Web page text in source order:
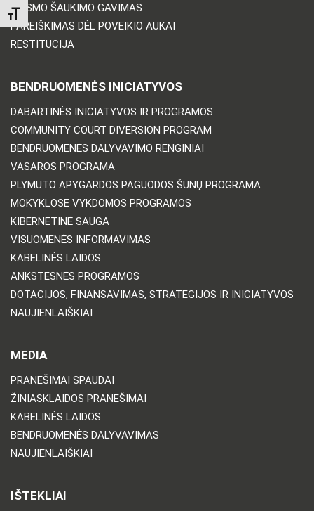
TOGGLE FONT SIZE
TEISMO ŠAUKIMO GAVIMAS
PAREIŠKIMAS DĖL POVEIKIO AUKAI
RESTITUCIJA
BENDRUOMENĖS INICIATYVOS
DABARTINĖS INICIATYVOS IR PROGRAMOS
COMMUNITY COURT DIVERSION PROGRAM
BENDRUOMENĖS DALYVAVIMO RENGINIAI
VASAROS PROGRAMA
PLYMUTO APYGARDOS PAGUODOS ŠUNŲ PROGRAMA
MOKYKLOSE VYKDOMOS PROGRAMOS
KIBERNETINĖ SAUGA
VISUOMENĖS INFORMAVIMAS
KABELINĖS LAIDOS
ANKSTESNĖS PROGRAMOS
DOTACIJOS, FINANSAVIMAS, STRATEGIJOS IR INICIATYVOS
NAUJIENLAIŠKIAI
MEDIA
PRANEŠIMAI SPAUDAI
ŽINIASKLAIDOS PRANEŠIMAI
KABELINĖS LAIDOS
BENDRUOMENĖS DALYVAVIMAS
NAUJIENLAIŠKIAI
IŠTEKLIAI